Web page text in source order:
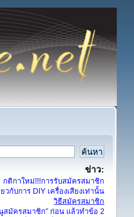
ข่าว:
กติกาใหม่!!!การรับสมัครสมาชิก
กับการ DIY เครื่องเสียงเท่านั้น
วิธีสมัครสมาชิก
สมัครสมาชิก" ก่อน แล้วทำข้อ 2